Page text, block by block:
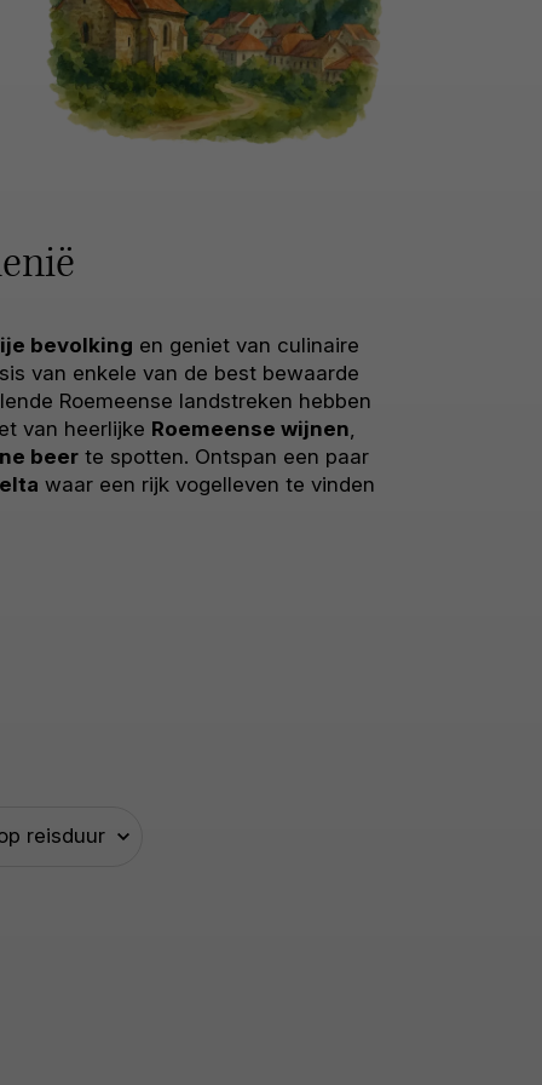
bevolking en geniet van culinaire
van enkele van de best bewaarde
Roemeense landstreken hebben
van heerlijke Roemeense wijnen,
beer te spotten. Ontspan een paar
waar een rijk vogelleven te vinden